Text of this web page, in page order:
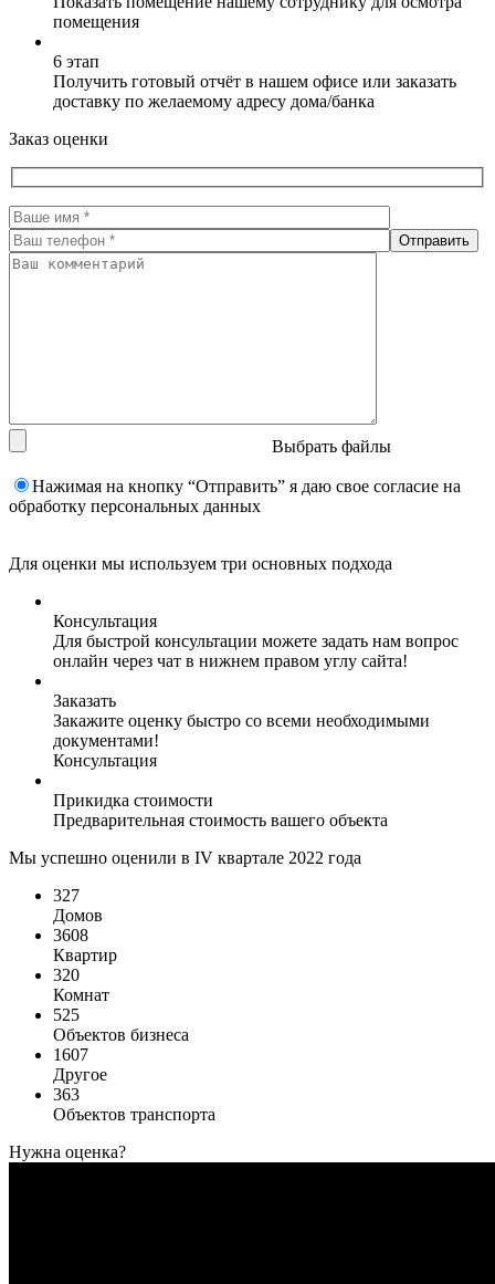
помещения
6 этап
Получить готовый отчёт в нашем офисе или заказать
доставку по желаемому адресу дома/банка
Заказ оценки
Выбрать файлы
Нажимая на кнопку “Отправить” я даю свое согласие на
обработку персональных данных
Для оценки мы используем три основных подхода
Консультация
Для быстрой консультации можете задать нам вопрос
онлайн через чат в нижнем правом углу сайта!
Заказать
Закажите оценку быстро со всеми необходимыми
документами!
Консультация
Прикидка стоимости
Предварительная стоимость вашего объекта
Мы успешно оценили в IV квартале 2022 года
327
Домов
3608
Квартир
320
Комнат
525
Объектов бизнеса
1607
Другое
363
Объектов транспорта
Нужна оценка?